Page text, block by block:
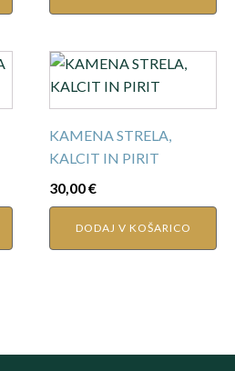
KAMENA STRELA,
KALCIT IN PIRIT
30,00€
DODAJ V KOŠARICO